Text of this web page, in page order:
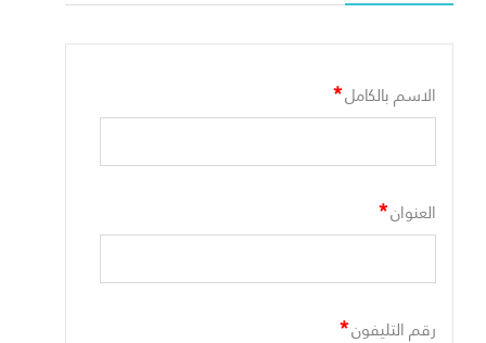
الاسم بالكامل*
العنوان*
رقم التليفون*